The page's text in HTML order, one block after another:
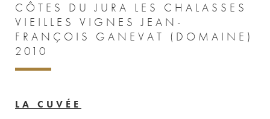
CÔTES DU JURA LES CHALASSES
VIEILLES VIGNES JEAN-
FRANÇOIS GANEVAT (DOMAINE)
2010
LA CUVÉE